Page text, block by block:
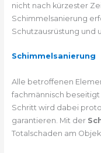
nicht nach kürzester
Schimmelsanierung
Schutzausrüstung und
Schimmelsanierung
Alle betroffenen
fachmännisch
Schritt wird dabei
garantieren. Mit der
Totalschaden am